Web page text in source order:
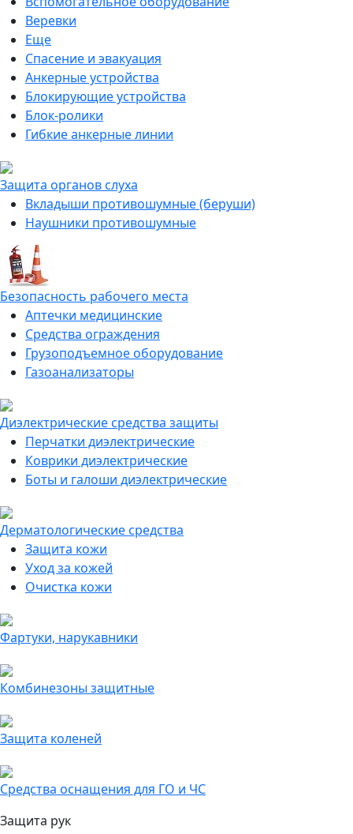
Веревки
Еще
Спасение и эвакуация
Анкерные устройства
Блокирующие устройства
Блок-ролики
Гибкие анкерные линии
Защита органов слуха
Вкладыши противошумные (беруши)
Наушники противошумные
Безопасность рабочего места
Аптечки медицинские
Средства ограждения
Грузоподъемное оборудование
Газоанализаторы
Диэлектрические средства защиты
Перчатки диэлектрические
Коврики диэлектрические
Боты и галоши диэлектрические
Дерматологические средства
Защита кожи
Уход за кожей
Очистка кожи
Фартуки, нарукавники
Комбинезоны защитные
Защита коленей
Средства оснащения для ГО и ЧС
Защита рук